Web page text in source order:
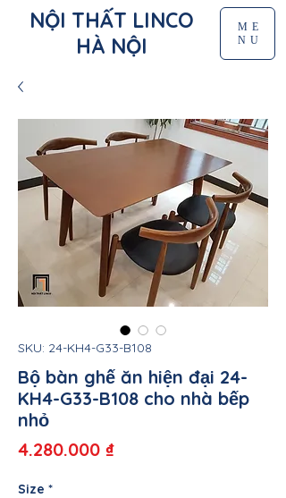
NỘI THẤT LINCO
HÀ NỘI
ME
NU
SKU: 24-KH4-G33-B108
Bộ bàn ghế ăn hiện đại 24-
KH4-G33-B108 cho nhà bếp
nhỏ
4.280.000 ₫Giá
Size *